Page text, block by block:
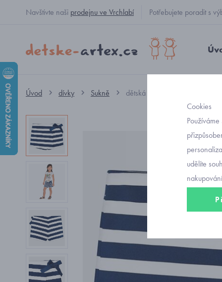
Navštivte naši prodejnu ve Vrchlabí Potřebujete poradit s
Úvod dívky Sukně dětská námořnická
Cookies
udělíte